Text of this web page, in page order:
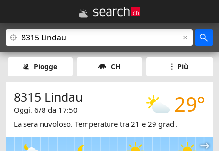
Piogge CH Più
29°
8315 Lindau
Oggi, 6/8 da 17:50
La sera nuvoloso. Temperature tra 21 e 29 gradi.